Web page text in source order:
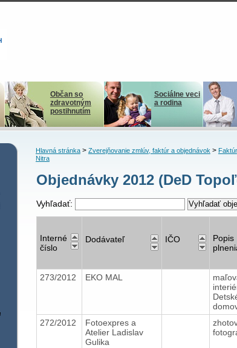
Občan so
zdravotným
postihnutím
Sociálne veci
a rodina
Hlavná stránka> Zverejňovanie zmlúv, faktúr a objednávok>
Nitra
Objednávky 2012 (DeD
Vyhľadať:
Interné
číslo
Dodávateľ IČO
Popis
273/2012 EKO MAL
272/2012
Fotoexpres a
Atelier Ladislav
Gulika